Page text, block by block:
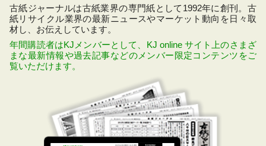
古紙ジャーナルは古紙業界の専門紙として1992年に創刊。古
紙リサイクル業界の最新ニュースやマーケット動向を日々取
材し、お伝えしています。
年間購読者はKJメンバーとして、KJ online サイト上のさまざ
まな最新情報や過去記事などのメンバー限定コンテンツをご
覧いただけます。